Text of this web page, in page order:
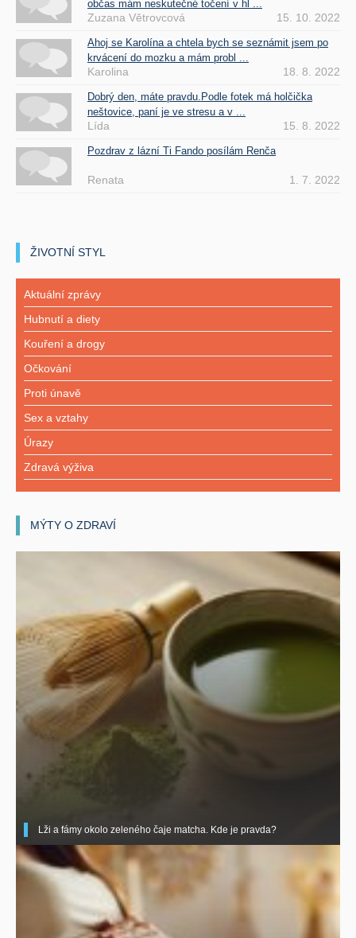
občas mám neskutečné točení v hl ...
Zuzana Větrovcová 15. 10. 2022
Ahoj se Karolína a chtela bych se seznámit jsem po
krvácení do mozku a mám probl ...
Karolina 18. 8. 2022
Dobrý den, máte pravdu.Podle fotek má holčička
neštovice, paní je ve stresu a v ...
Lída 15. 8. 2022
Pozdrav z lázní Ti Fando posílám Renča
Renata 1. 7. 2022
ŽIVOTNÍ STYL
Aktuální zprávy
Hubnutí a diety
Kouření a drogy
Očkování
Proti únavě
Sex a vztahy
Úrazy
Zdravá výživa
MÝTY O ZDRAVÍ
Lži a fámy okolo zeleného čaje matcha. Kde je pravda?